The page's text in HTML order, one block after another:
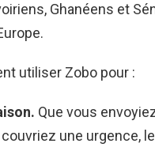
Ghanéens et
utiliser Zobo pour :
Que vous
une urgence,